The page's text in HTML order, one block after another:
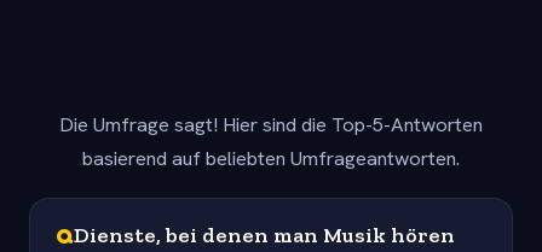
Die Umfrage sagt! Hier sind die Top-5-Antworten
basierend auf beliebten Umfrageantworten.
QDienste, bei denen man Musik hören